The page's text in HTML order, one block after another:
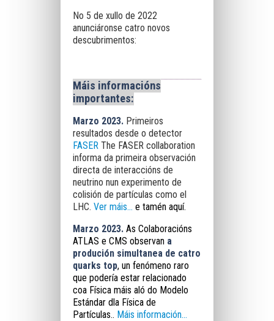
No 5 de xullo de 2022
anunciáronse catro novos
descubrimentos:
Máis informacións
importantes:
Marzo 2023. Primeiros
resultados desde o detector
FASER The FASER collaboration
informa da primeira observación
directa de interaccións de
neutrino nun experimento de
colisión de partículas como el
LHC. Ver máis... e tamén aquí.
Marzo 2023. As Colaboracións
ATLAS e CMS observan a
produción simultanea de catro
quarks top, un fenómeno raro
que podería estar relacionado
coa Física máis aló do Modelo
Estándar dla Física de
Partículas.. Máis información...